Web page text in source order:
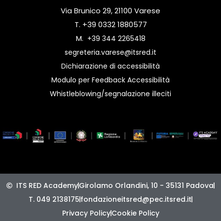
Via Brunico 29, 21100 Varese
T. +39 0332 1880577
M. +39 344 2265418
segreteria.varese@itsred.it
Dichiarazione di accessibilità
Modulo per Feedback Accessibilità
Whistleblowing/segnalazione illeciti
ITS RED AcademyGirolamo Orlandini, 10 - 35131 Padova
T. 049 2138175 fondazioneitsred@pec.itsred.it
Privacy PolicyCookie Policy